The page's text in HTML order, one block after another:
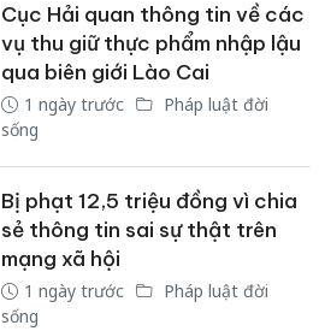
Cục Hải quan thông tin về các
vụ thu giữ thực phẩm nhập lậu
qua biên giới Lào Cai
1 ngày trước
Pháp luật đời
sống
Bị phạt 12,5 triệu đồng vì chia
sẻ thông tin sai sự thật trên
mạng xã hội
1 ngày trước
Pháp luật đời
sống